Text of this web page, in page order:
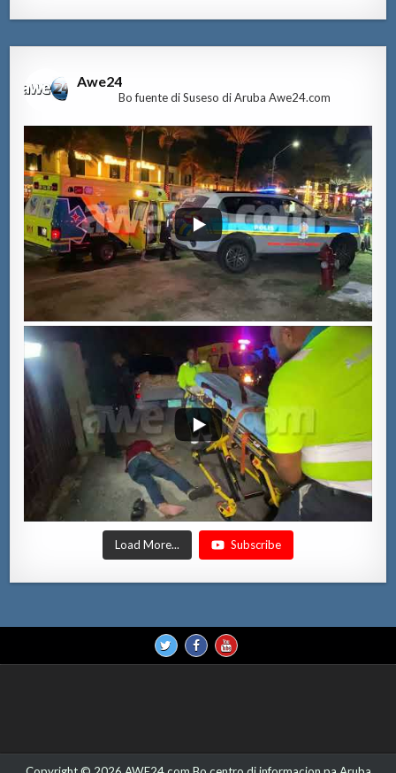
Awe24
Bo fuente di Suseso di Aruba Awe24.com
Load More... Subscribe